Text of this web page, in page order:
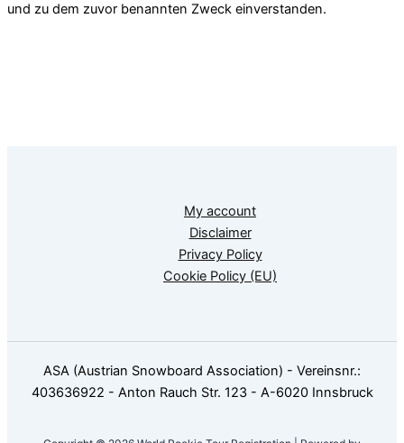
und zu dem zuvor benannten Zweck einverstanden.
My account
Disclaimer
Privacy Policy
Cookie Policy (EU)
ASA (Austrian Snowboard Association) - Vereinsnr.:
403636922 - Anton Rauch Str. 123 - A-6020 Innsbruck